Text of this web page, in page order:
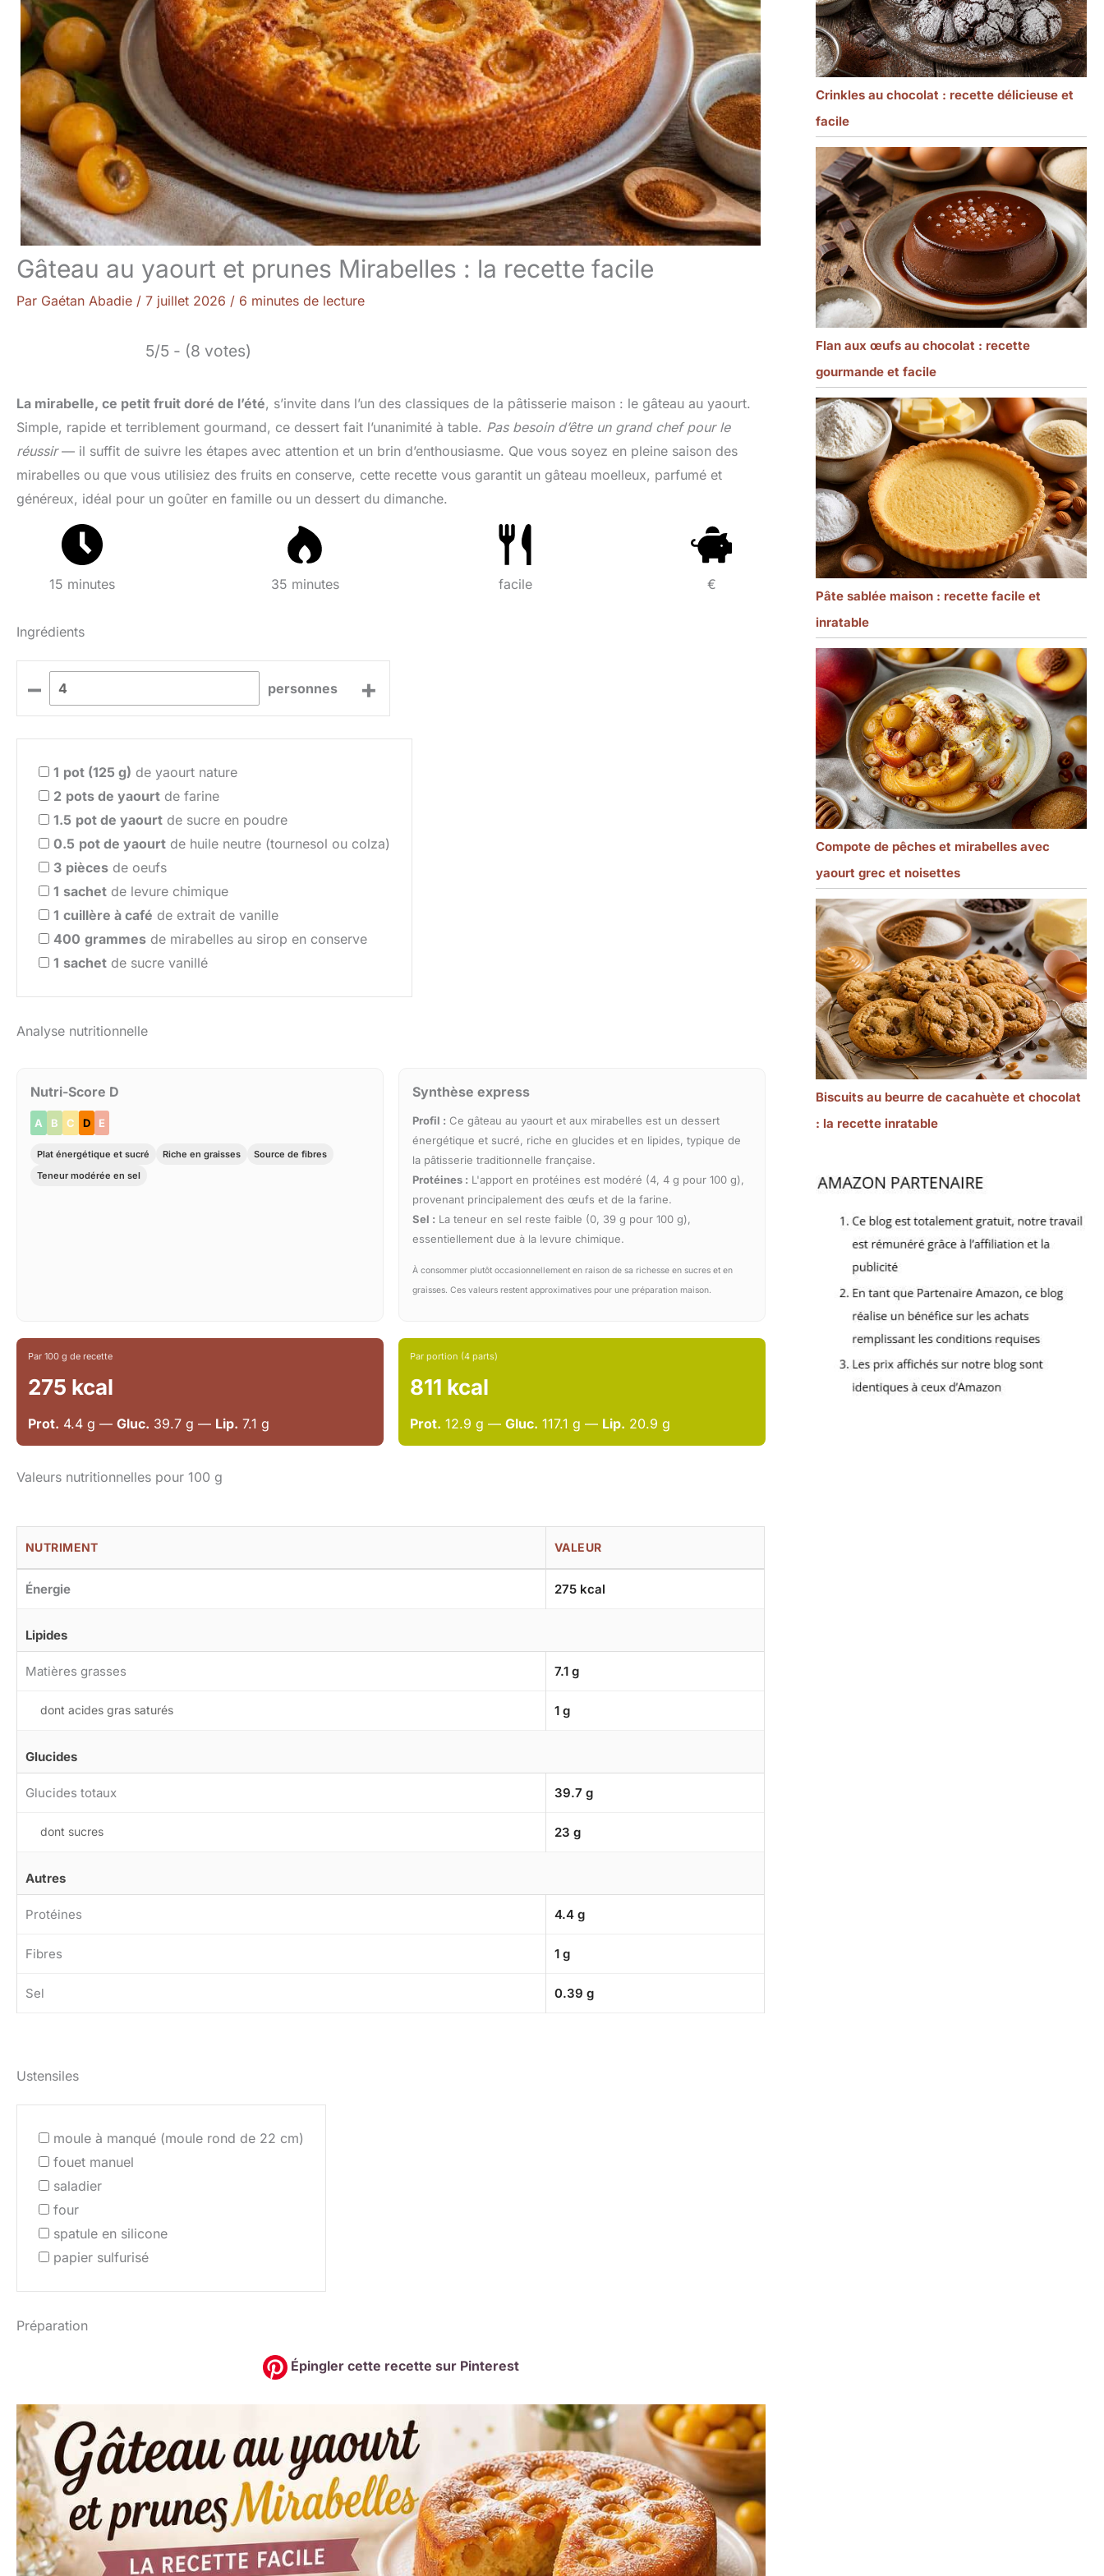
Gâteau au yaourt et prunes Mirabelles : la recette facile
Par Gaétan Abadie / 7 juillet 2026 / 6 minutes de lecture
5/5 - (8 votes)
La mirabelle, ce petit fruit doré de l’été, s’invite dans l’un des classiques de la pâtisserie maison : le gâteau au yaourt.
Simple, rapide et terriblement gourmand, ce dessert fait l’unanimité à table. Pas besoin d’être un grand chef pour le
réussir— il suffit de suivre les étapes avec attention et un brin d’enthousiasme. Que vous soyez en pleine saison des
mirabelles ou que vous utilisiez des fruits en conserve, cette recette vous garantit un gâteau moelleux, parfumé et
généreux, idéal pour un goûter en famille ou un dessert du dimanche.
15 minutes 35 minutes facile €
Ingrédients
– personnes +
1 pot (125 g) de yaourt nature
2 pots de yaourt de farine
1.5 pot de yaourt de sucre en poudre
0.5 pot de yaourt de huile neutre (tournesol ou colza)
3 pièces de oeufs
1 sachet de levure chimique
1 cuillère à café de extrait de vanille
400 grammes de mirabelles au sirop en conserve
1 sachet de sucre vanillé
Analyse nutritionnelle
Nutri-Score D
A B C D E
Plat énergétique et sucré Riche en graisses
Source de fibres
Teneur modérée en sel
Synthèse express
Profil : Ce gâteau au yaourt et aux mirabelles est un dessert
énergétique et sucré, riche en glucides et en lipides, typique de
la pâtisserie traditionnelle française.
Protéines : L'apport en protéines est modéré (4, 4 g pour 100 g),
provenant principalement des œufs et de la farine.
Sel : La teneur en sel reste faible (0, 39 g pour 100 g),
essentiellement due à la levure chimique.
À consommer plutôt occasionnellement en raison de sa richesse en sucres et en
graisses. Ces valeurs restent approximatives pour une préparation maison.
Par 100 g de recette
275 kcal
Prot. 4.4 g — Gluc. 39.7 g — Lip. 7.1 g
Par portion (4 parts)
811 kcal
Prot. 12.9 g —Gluc. 117.1 g — Lip. 20.9 g
Valeurs nutritionnelles pour 100 g
NUTRIMENT VALEUR
Énergie 275 kcal
Lipides
Matières grasses 7.1 g
dont acides gras saturés 1 g
Glucides
Glucides totaux 39.7 g
dont sucres 23 g
Autres
Protéines 4.4 g
Fibres 1 g
Sel 0.39 g
Ustensiles
moule à manqué (moule rond de 22 cm)
fouet manuel
saladier
four
spatule en silicone
papier sulfurisé
Préparation
Épingler cette recette sur Pinterest
Crinkles au chocolat : recette délicieuse et
facile
Flan aux œufs au chocolat : recette
gourmande et facile
Pâte sablée maison : recette facile et
inratable
Compote de pêches et mirabelles avec
yaourt grec et noisettes
Biscuits au beurre de cacahuète et chocolat
: la recette inratable